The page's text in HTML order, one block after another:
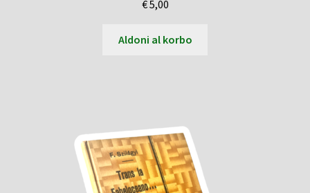
€5,00
Aldoni al korbo